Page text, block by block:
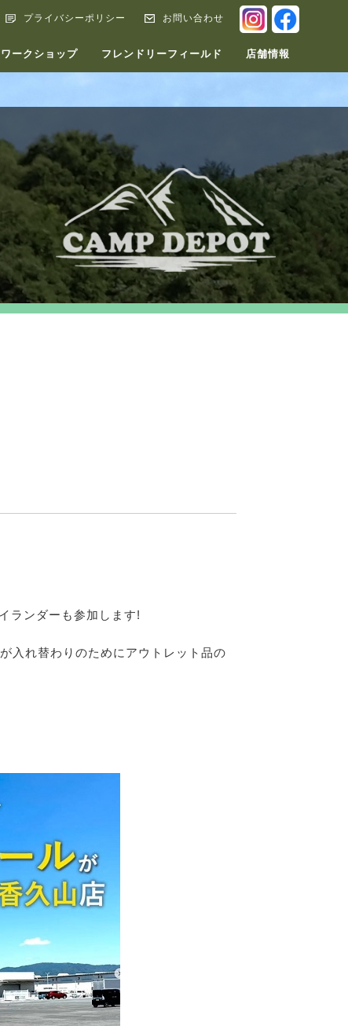
ワークショップ フレンドリーフィールド 店舗情報
プライバシーポリシー お問い合わせ
ランダーも参加します!
入れ替わりのためにアウトレット品の